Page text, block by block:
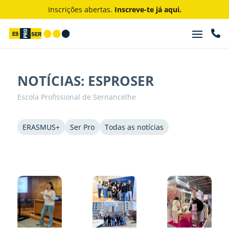
Inscrições abertas. Inscreve-te já aqui.

NOTÍCIAS: ESPROSER
Escola Profissional de Sernancelhe
ERASMUS+ Ser Pro Todas as notícias
“BOLA PRA
TOD@S”
Campeona
to Regional
do F1 in
Schools